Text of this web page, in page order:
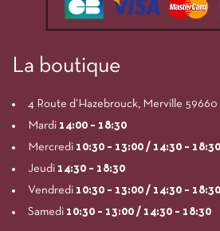
La boutique
4 Route d’Hazebrouck, Merville 59660
Mardi 14:00 – 18:30
Mercredi 10:30 – 13:00 / 14:30 – 18:30
Jeudi 14:30 – 18:30
Vendredi 10:30 – 13:00 / 14:30 – 18:30
Samedi 10:30 – 13:00 / 14:30 – 18:30